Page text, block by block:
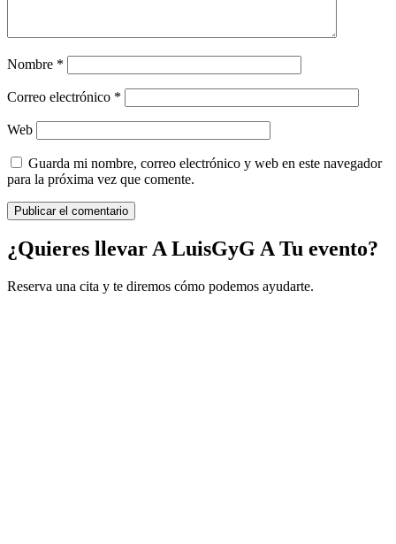
Nombre *
Correo electrónico *
Web
Guarda mi nombre, correo electrónico y web en este navegador
para la próxima vez que comente.
¿Quieres llevar A LuisGyG A Tu evento?
Reserva una cita y te diremos cómo podemos ayudarte.